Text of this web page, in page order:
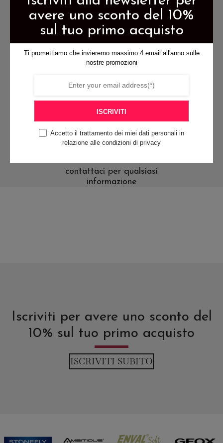
essere
scelte
pagina
essere
scelte
nella
pagina
prodotto
spedizione gratis per ordini di
almeno 79€
pagamenti sicuri
contattaci per qualsiasi
informazione
Iscriviti per avere uno sconto del
10% sul tuo primo acquisto
ISCRIVITI SUBITO
avere uno sconto del 10%
sul tuo primo acquisto
Ti promettiamo che invieremo massimo 4 email all'anno sulle
nostre promozioni
ISCRIVITI
Accetto il trattamento dei miei dati personali in
relazione alle condizioni di privacy